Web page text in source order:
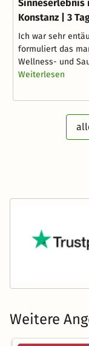
Sinneserlebnis
Konstanz | 3
Ich war sehr
formuliert das
Wellness- und
Weiterlesen
Weitere